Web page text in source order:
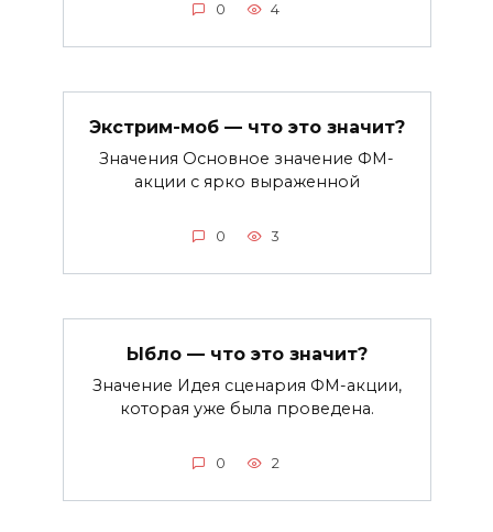
0 4
Экстрим-моб — что это значит?
Значения Основное значение ФМ-
акции с ярко выраженной
0 3
Ыбло — что это значит?
Значение Идея сценария ФМ-акции,
которая уже была проведена.
0 2